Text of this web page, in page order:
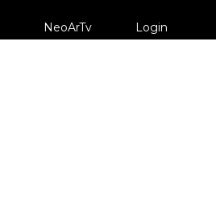
NeoArTv Login